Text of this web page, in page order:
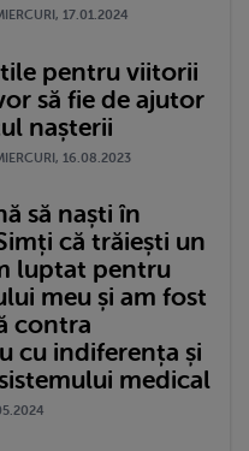
17.01.2024
pentru viitorii
să fie de ajutor
nașterii
16.08.2023
să naști în
că trăiești un
luptat pentru
meu și am fost
contra
cu indiferența și
medical